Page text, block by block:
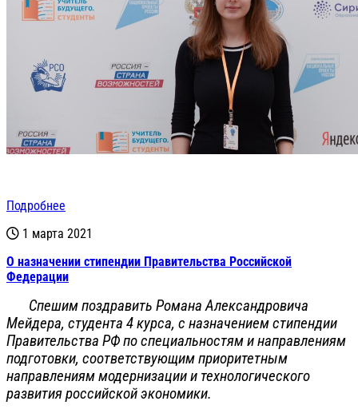
Подробнее
1 марта 2021
О назначении стипендии Правительства Российской
Федерации
Спешим поздравить Романа Александровича
Мейдера, студента 4 курса, с назначением стипендии
Правительства РФ по специальностям и направлениям
подготовки, соответствующим приоритетным
направлениям модернизации и технологического
развития российской экономики.